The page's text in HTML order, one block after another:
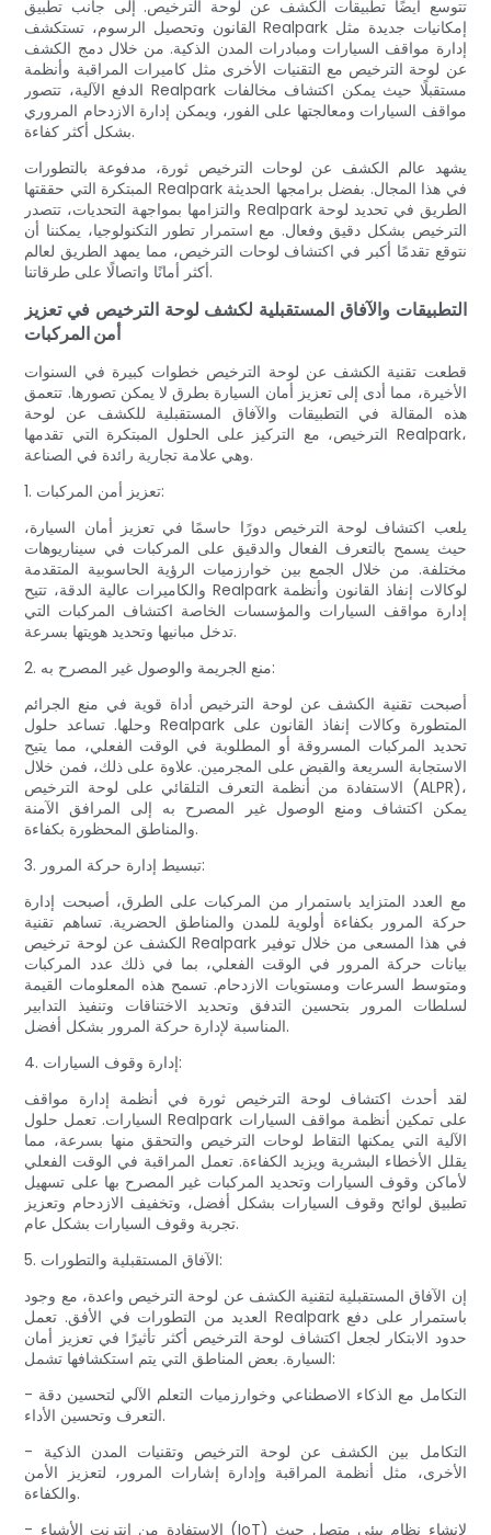
تتوسع أيضًا تطبيقات الكشف عن لوحة الترخيص. إلى جانب تطبيق
القانون وتحصيل الرسوم، تستكشف Realpark إمكانيات جديدة مثل
إدارة مواقف السيارات ومبادرات المدن الذكية. من خلال دمج الكشف
عن لوحة الترخيص مع التقنيات الأخرى مثل كاميرات المراقبة وأنظمة
الدفع الآلية، تتصور Realpark مستقبلًا حيث يمكن اكتشاف مخالفات
مواقف السيارات ومعالجتها على الفور، ويمكن إدارة الازدحام المروري
بشكل أكثر كفاءة.
يشهد عالم الكشف عن لوحات الترخيص ثورة، مدفوعة بالتطورات
المبتكرة التي حققتها Realpark في هذا المجال. بفضل برامجها الحديثة
والتزامها بمواجهة التحديات، تتصدر Realpark الطريق في تحديد لوحة
الترخيص بشكل دقيق وفعال. مع استمرار تطور التكنولوجيا، يمكننا أن
نتوقع تقدمًا أكبر في اكتشاف لوحات الترخيص، مما يمهد الطريق لعالم
أكثر أمانًا واتصالًا على طرقاتنا.
التطبيقات والآفاق المستقبلية لكشف لوحة الترخيص في تعزيز
أمن المركبات
قطعت تقنية الكشف عن لوحة الترخيص خطوات كبيرة في السنوات
الأخيرة، مما أدى إلى تعزيز أمان السيارة بطرق لا يمكن تصورها. تتعمق
هذه المقالة في التطبيقات والآفاق المستقبلية للكشف عن لوحة
الترخيص، مع التركيز على الحلول المبتكرة التي تقدمها Realpark،
وهي علامة تجارية رائدة في الصناعة.
1. تعزيز أمن المركبات:
يلعب اكتشاف لوحة الترخيص دورًا حاسمًا في تعزيز أمان السيارة،
حيث يسمح بالتعرف الفعال والدقيق على المركبات في سيناريوهات
مختلفة. من خلال الجمع بين خوارزميات الرؤية الحاسوبية المتقدمة
والكاميرات عالية الدقة، تتيح Realpark لوكالات إنفاذ القانون وأنظمة
إدارة مواقف السيارات والمؤسسات الخاصة اكتشاف المركبات التي
تدخل مبانيها وتحديد هويتها بسرعة.
2. منع الجريمة والوصول غير المصرح به:
أصبحت تقنية الكشف عن لوحة الترخيص أداة قوية في منع الجرائم
وحلها. تساعد حلول Realpark المتطورة وكالات إنفاذ القانون على
تحديد المركبات المسروقة أو المطلوبة في الوقت الفعلي، مما يتيح
الاستجابة السريعة والقبض على المجرمين. علاوة على ذلك، فمن خلال
الاستفادة من أنظمة التعرف التلقائي على لوحة الترخيص (ALPR)،
يمكن اكتشاف ومنع الوصول غير المصرح به إلى المرافق الآمنة
والمناطق المحظورة بكفاءة.
3. تبسيط إدارة حركة المرور:
مع العدد المتزايد باستمرار من المركبات على الطرق، أصبحت إدارة
حركة المرور بكفاءة أولوية للمدن والمناطق الحضرية. تساهم تقنية
الكشف عن لوحة ترخيص Realpark في هذا المسعى من خلال توفير
بيانات حركة المرور في الوقت الفعلي، بما في ذلك عدد المركبات
ومتوسط ​​السرعات ومستويات الازدحام. تسمح هذه المعلومات القيمة
لسلطات المرور بتحسين التدفق وتحديد الاختناقات وتنفيذ التدابير
المناسبة لإدارة حركة المرور بشكل أفضل.
4. إدارة وقوف السيارات:
لقد أحدث اكتشاف لوحة الترخيص ثورة في أنظمة إدارة مواقف
السيارات. تعمل حلول Realpark على تمكين أنظمة مواقف السيارات
الآلية التي يمكنها التقاط لوحات الترخيص والتحقق منها بسرعة، مما
يقلل الأخطاء البشرية ويزيد الكفاءة. تعمل المراقبة في الوقت الفعلي
لأماكن وقوف السيارات وتحديد المركبات غير المصرح بها على تسهيل
تطبيق لوائح وقوف السيارات بشكل أفضل، وتخفيف الازدحام وتعزيز
تجربة وقوف السيارات بشكل عام.
5. الآفاق المستقبلية والتطورات:
إن الآفاق المستقبلية لتقنية الكشف عن لوحة الترخيص واعدة، مع وجود
العديد من التطورات في الأفق. تعمل Realpark باستمرار على دفع
حدود الابتكار لجعل اكتشاف لوحة الترخيص أكثر تأثيرًا في تعزيز أمان
السيارة. بعض المناطق التي يتم استكشافها تشمل:
- التكامل مع الذكاء الاصطناعي وخوارزميات التعلم الآلي لتحسين دقة
التعرف وتحسين الأداء.
- التكامل بين الكشف عن لوحة الترخيص وتقنيات المدن الذكية
الأخرى، مثل أنظمة المراقبة وإدارة إشارات المرور، لتعزيز الأمن
والكفاءة.
- الاستفادة من إنترنت الأشياء (IoT) لإنشاء نظام بيئي متصل حيث